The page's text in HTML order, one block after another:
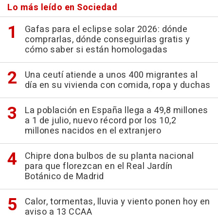
Lo más leído en Sociedad
Gafas para el eclipse solar 2026: dónde
comprarlas, dónde conseguirlas gratis y
cómo saber si están homologadas
Una ceutí atiende a unos 400 migrantes al
día en su vivienda con comida, ropa y duchas
La población en España llega a 49,8 millones
a 1 de julio, nuevo récord por los 10,2
millones nacidos en el extranjero
Chipre dona bulbos de su planta nacional
para que florezcan en el Real Jardín
Botánico de Madrid
Calor, tormentas, lluvia y viento ponen hoy en
aviso a 13 CCAA